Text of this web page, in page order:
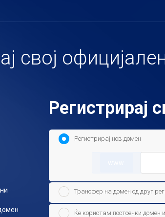
свој
Регистрирај
Регистрирај нов домен
Трансфер на домен од друг
Ќе користам постоечки домен